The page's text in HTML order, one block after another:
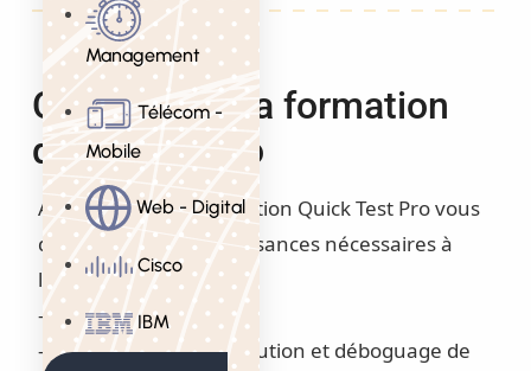
Management
Télécom -
Mobile
Web - Digital
Cisco
IBM
Objectifs de la formation
quick test pro
A l’issue de cette formation Quick Test Pro vous
disposerez des connaissances nécessaires à
l’utilisation de QTP :
– Paramétrage de l’outil
– Enregistrement, exécution et déboguage de